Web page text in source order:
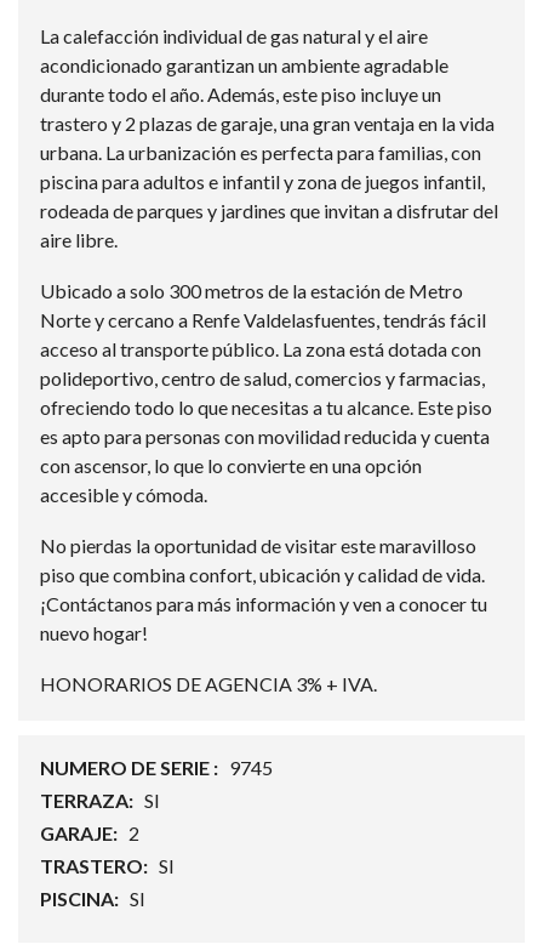
La calefacción individual de gas natural y el aire
acondicionado garantizan un ambiente agradable
durante todo el año. Además, este piso incluye un
trastero y 2 plazas de garaje, una gran ventaja en la vida
urbana. La urbanización es perfecta para familias, con
piscina para adultos e infantil y zona de juegos infantil,
rodeada de parques y jardines que invitan a disfrutar del
aire libre.
Ubicado a solo 300 metros de la estación de Metro
Norte y cercano a Renfe Valdelasfuentes, tendrás fácil
acceso al transporte público. La zona está dotada con
polideportivo, centro de salud, comercios y farmacias,
ofreciendo todo lo que necesitas a tu alcance. Este piso
es apto para personas con movilidad reducida y cuenta
con ascensor, lo que lo convierte en una opción
accesible y cómoda.
No pierdas la oportunidad de visitar este maravilloso
piso que combina confort, ubicación y calidad de vida.
¡Contáctanos para más información y ven a conocer tu
nuevo hogar!
HONORARIOS DE AGENCIA 3% + IVA.
NUMERO DE SERIE : 9745
TERRAZA: SI
GARAJE: 2
TRASTERO: SI
PISCINA: SI